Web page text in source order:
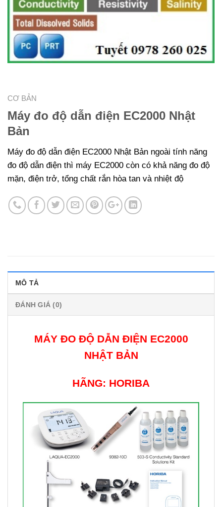
CƠ BẢN
Máy đo độ dẫn điện EC2000 Nhật
Bản
Máy đo độ dẫn điện EC2000 Nhật Bản ngoài tính năng
đo độ dẫn điện thì máy EC2000 còn có khả năng đo độ
mặn, điện trở, tổng chất rắn hòa tan và nhiệt độ
MÔ TẢ
ĐÁNH GIÁ (0)
MÁY ĐO ĐỘ DẪN ĐIỆN EC2000
NHẬT BẢN
HÃNG: HORIBA